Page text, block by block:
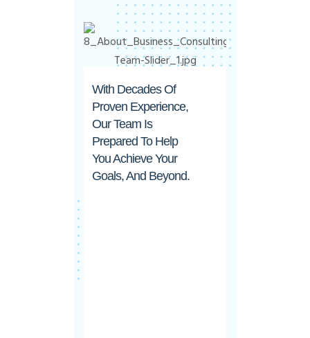
With Decades Of
Proven Experience,
Our Team Is
Prepared To Help
You Achieve Your
Goals, And Beyond.